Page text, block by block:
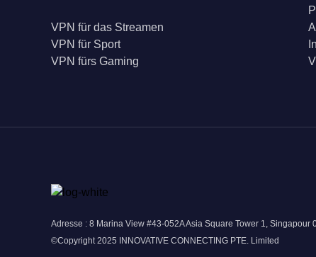
VPN für das Streamen
VPN für Sport
VPN fürs Gaming
Adresse : 8 Marina View #43-052A Asia Square Tower 1, Singapour
©Copyright 2025 INNOVATIVE CONNECTING PTE. Limited